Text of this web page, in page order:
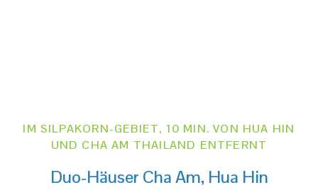
IM SILPAKORN-GEBIET, 10 MIN. VON HUA HIN
UND CHA AM THAILAND ENTFERNT
Duo-Häuser Cha Am, Hua Hin